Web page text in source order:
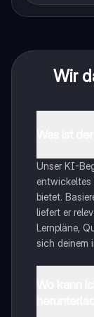
Wir
Unser KI-
bietet.
liefert er
Lernpläne,
sich deinem